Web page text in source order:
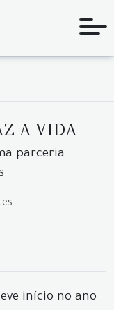
A VIDA
parceria
início no ano